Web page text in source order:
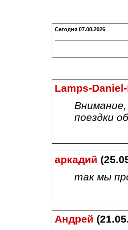
Сегодня 07.08.2026
Lamps-
поездки
аркадий
так мы
Андрей